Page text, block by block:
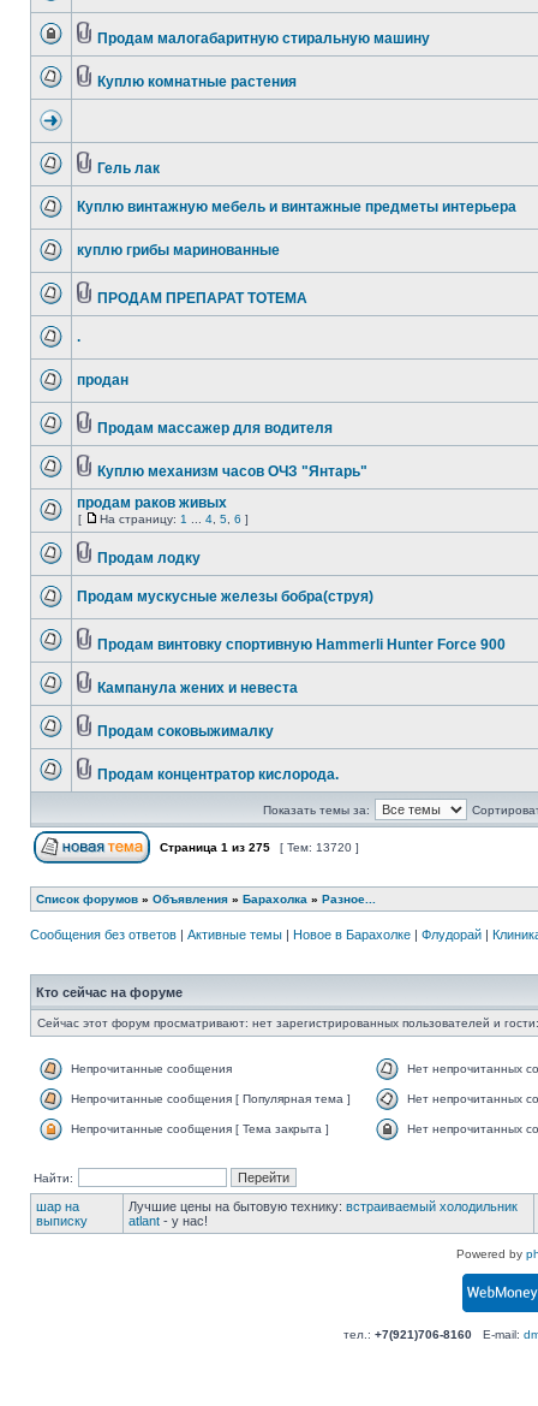
Продам малогабаритную стиральную машину
Куплю комнатные растения
Гель лак
Куплю винтажную мебель и винтажные предметы интерьера
куплю грибы маринованные
ПРОДАМ ПРЕПАРАТ ТОТЕМА
.
продан
Продам массажер для водителя
Куплю механизм часов ОЧЗ "Янтарь"
продам раков живых
[ На страницу: 1 4 5 6 ]
Продам лодку
Продам мускусные железы бобра(струя)
Продам винтовку спортивную Hammerli Hunter Force 900
Кампанула жених и невеста
Продам соковыжималку
Продам концентратор кислорода.
Показать темы за:
Страница 1 из 275 [ Тем: 13720 ]
Список форумов » Объявления » Барахолка » Разное...
Сообщения без ответов | Активные темы | Новое в Барахолке | Флудорай |
Кто сейчас на форуме
Сейчас этот форум просматривают: нет зарегистрированных пользователей и
Непрочитанные сообщения Нет непрочитанных
Непрочитанные сообщения [ Популярная тема ] Нет непрочитанных
Непрочитанные сообщения [ Тема закрыта ] Нет непрочитанных
Найти:
шар на
выписку
Лучшие цены на бытовую технику: встраиваемый холодильник
atlant - у нас!
Powered by
тел.: +7(921)706-8160E-mail: